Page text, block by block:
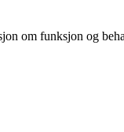
om funksjon og